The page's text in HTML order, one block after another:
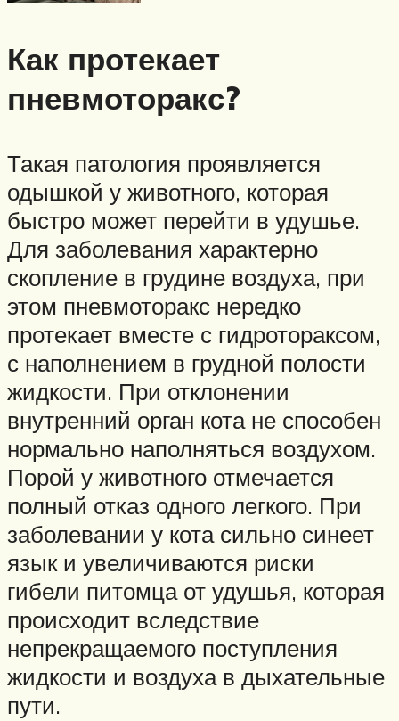
Как протекает
пневмоторакс?
Такая патология проявляется
одышкой у животного, которая
быстро может перейти в удушье.
Для заболевания характерно
скопление в грудине воздуха, при
этом пневмоторакс нередко
протекает вместе с гидротораксом,
с наполнением в грудной полости
жидкости. При отклонении
внутренний орган кота не способен
нормально наполняться воздухом.
Порой у животного отмечается
полный отказ одного легкого. При
заболевании у кота сильно синеет
язык и увеличиваются риски
гибели питомца от удушья, которая
происходит вследствие
непрекращаемого поступления
жидкости и воздуха в дыхательные
пути.